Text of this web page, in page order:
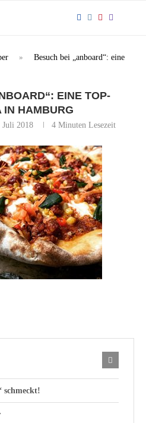
»
Besuch bei „anboard“: eine
EINE TOP-
IN HAMBURG
Juli 2018 4 Minuten Lesezeit
schmeckt!